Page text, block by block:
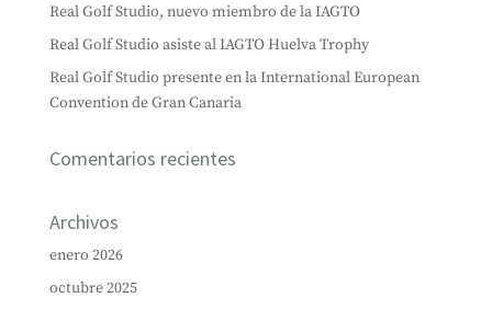
Real Golf Studio, nuevo miembro de la IAGTO
Real Golf Studio asiste al IAGTO Huelva Trophy
Real Golf Studio presente en la International European
Convention de Gran Canaria
Comentarios recientes
Archivos
enero 2026
octubre 2025